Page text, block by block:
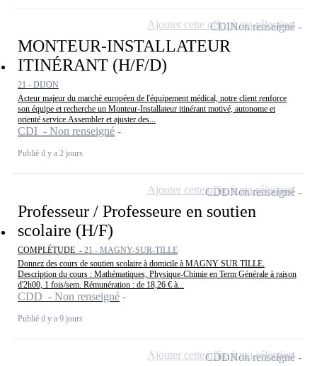
MONTEUR-INSTALLATEUR
ITINÉRANT (H/F/D)
21 - DIJON
Acteur majeur du marché européen de l'équipement médical, notre client renforce
son équipe et recherche un Monteur-Installateur itinérant motivé, autonome et
orienté service.Assembler et ajuster des...
CDI - Non renseigné
Publié il y a 2 jours
CDINon renseigné
Ajouter cette offre à ma sélection
Professeur / Professeure en soutien
scolaire (H/F)
COMPLÉTUDE - 21 - MAGNY-SUR-TILLE
Donnez des cours de soutien scolaire à domicile à MAGNY SUR TILLE.
Description du cours : Mathématiques, Physique-Chimie en Term Générale à raison
d'2h00, 1 fois/sem. Rémunération : de 18,26 € à...
CDD - Non renseigné
Publié il y a 9 jours
CDDNon renseigné
Ajouter cette offre à ma sélection
CDDNon renseigné
Ajouter cette offre à ma sélection